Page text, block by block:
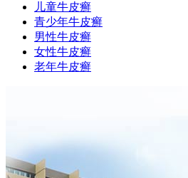
儿童牛皮癣
青少年牛皮癣
男性牛皮癣
女性牛皮癣
老年牛皮癣